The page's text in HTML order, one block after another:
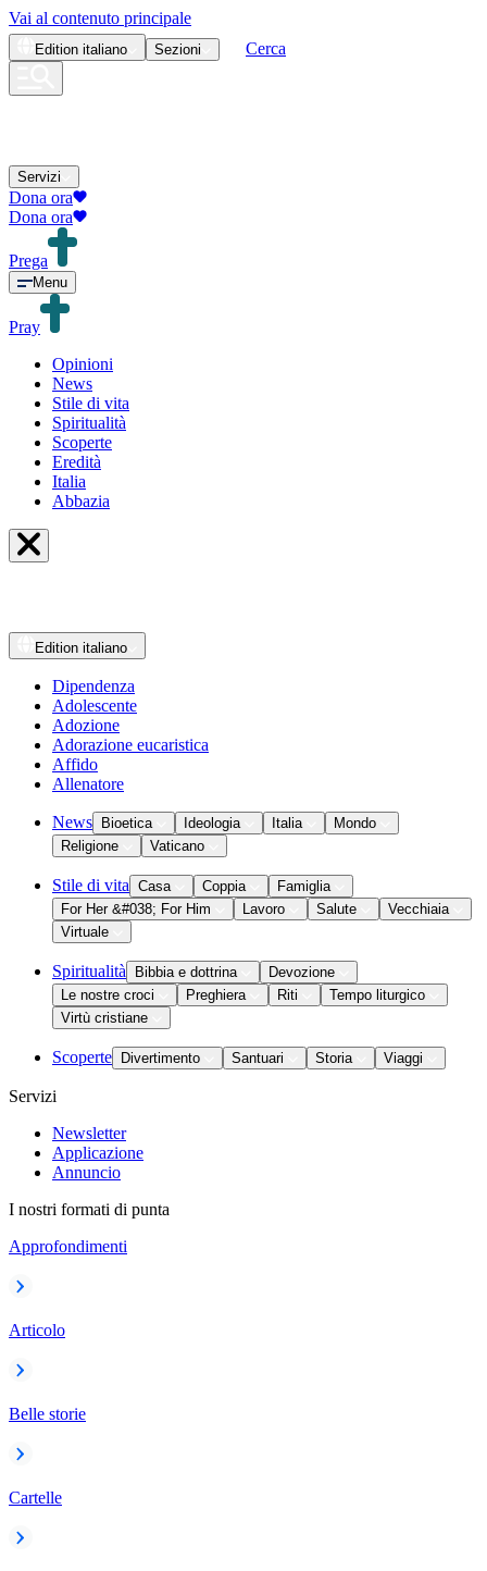
Vai al contenuto principale
Edition italiano Sezioni Cerca
Servizi
Dona ora
Dona ora
Prega
Menu
Pray
Opinioni
News
Stile di vita
Spiritualità
Scoperte
Eredità
Italia
Abbazia
Edition italiano
Dipendenza
Adolescente
Adozione
Adorazione eucaristica
Affido
Allenatore
News Bioetica Ideologia Italia
Mondo
Religione
Vaticano
Stile di vita Casa Coppia
Famiglia
For Her &#038; For Him
Lavoro Salute
Vecchiaia
Virtuale
Spiritualità Bibbia e dottrina
Devozione
Le nostre croci
Preghiera Riti
Tempo liturgico
Virtù cristiane
Scoperte Divertimento Santuari Storia Viaggi
Servizi
Newsletter
Applicazione
Annuncio
I nostri formati di punta
Approfondimenti
Articolo
Belle storie
Cartelle